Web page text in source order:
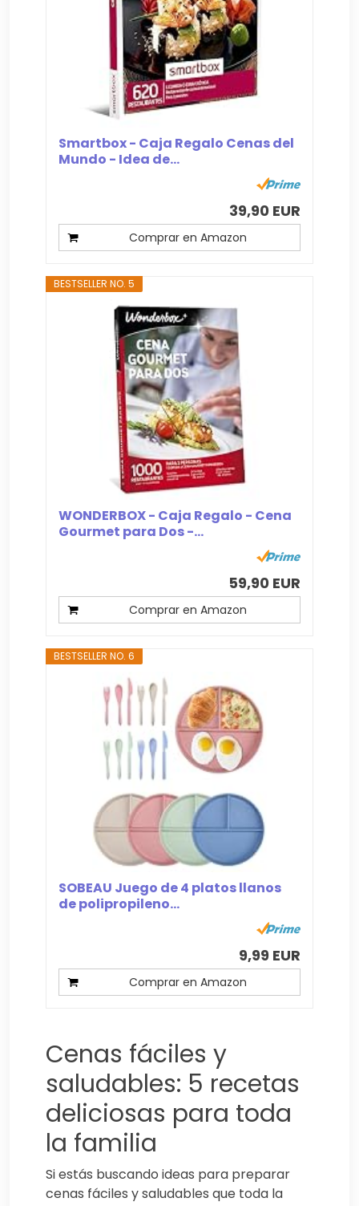
Smartbox - Caja Regalo Cenas del
Mundo - Idea de...
39,90 EUR
Comprar en Amazon
BESTSELLER NO. 5
WONDERBOX - Caja Regalo - Cena
Gourmet para Dos -...
59,90 EUR
Comprar en Amazon
BESTSELLER NO. 6
SOBEAU Juego de 4 platos llanos
de polipropileno...
9,99 EUR
Comprar en Amazon
Cenas fáciles y
saludables: 5 recetas
deliciosas para toda
la familia
Si estás buscando ideas para preparar
cenas fáciles y saludables que toda la